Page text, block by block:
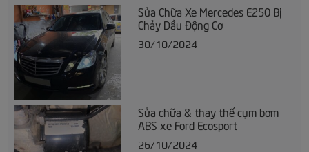
Sửa Chữa Xe Mercedes E250 Bị
Chảy Dầu Động Cơ
30/10/2024
Sửa chữa & thay thế cụm bơm
ABS xe Ford Ecosport
26/10/2024